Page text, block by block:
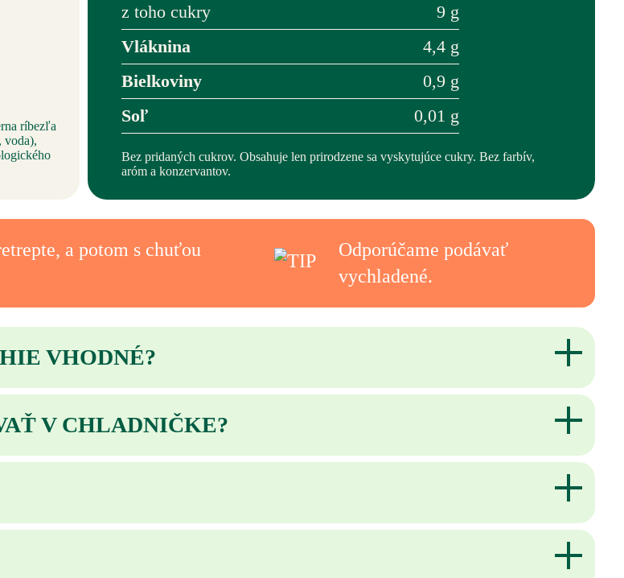
ríbezľa
voda),
z toho cukry
9 g
Vláknina
4,4 g
Bielkoviny
0,9 g
Soľ
0,01 g
Bez pridaných cukrov. Obsahuje len prirodzene sa vyskytujúce cukry. Bez farbív,
aróm a konzervantov.
a potom s chuťou
Odporúčame podávať
vychladené.
VHODNÉ?
V CHLADNIČKE?
Po otvorení skladujte v chladničke a spotrebujte do 24 hodín.
vždy skontrolujte zloženie.